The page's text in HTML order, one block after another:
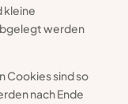
kleine
werden
Cookies sind so
nach Ende